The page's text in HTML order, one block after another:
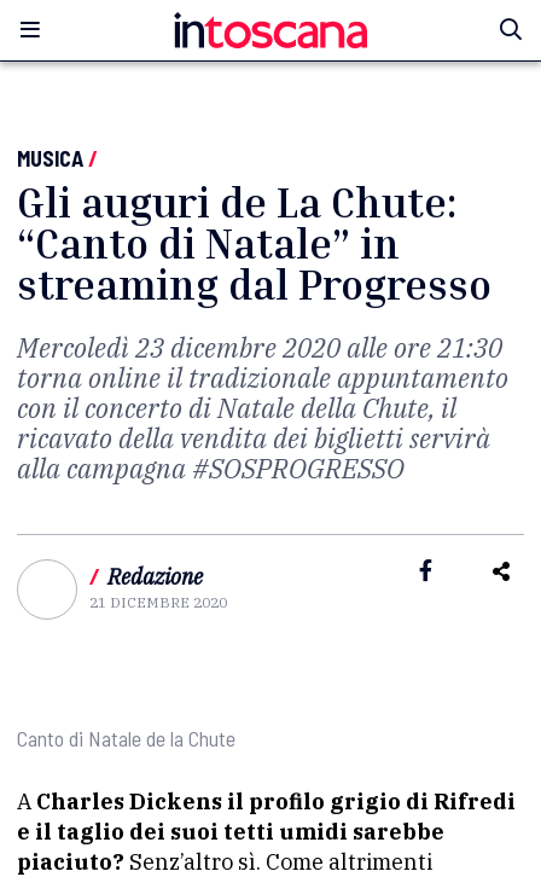
MUSICA/
Gli auguri de La Chute:
“Canto di Natale” in
streaming dal Progresso
Mercoledì 23 dicembre 2020 alle ore 21:30
torna online il tradizionale appuntamento
con il concerto di Natale della Chute, il
ricavato della vendita dei biglietti servirà
alla campagna #SOSPROGRESSO
/ Redazione
21 DICEMBRE 2020
Canto di Natale de la Chute
A Charles Dickens il profilo grigio di Rifredi
e il taglio dei suoi tetti umidi sarebbe
piaciuto? Senz’altro sì. Come altrimenti